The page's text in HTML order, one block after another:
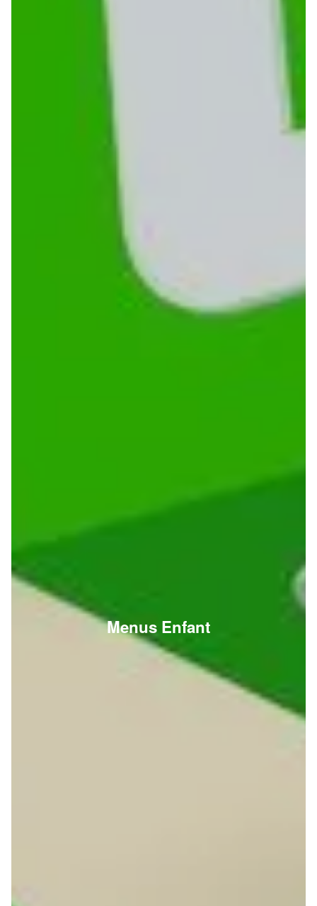
Menus Enfant